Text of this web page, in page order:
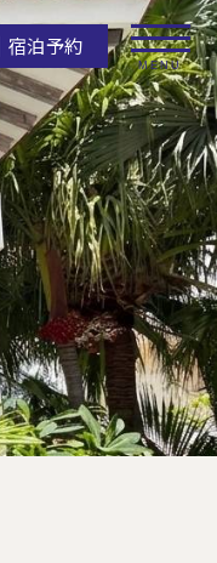
MENU
宿泊予約